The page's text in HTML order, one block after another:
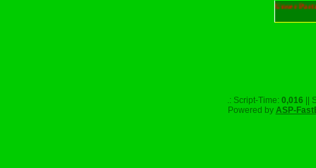
.: Script-Time: 0,016 ||
Powered by ASP-